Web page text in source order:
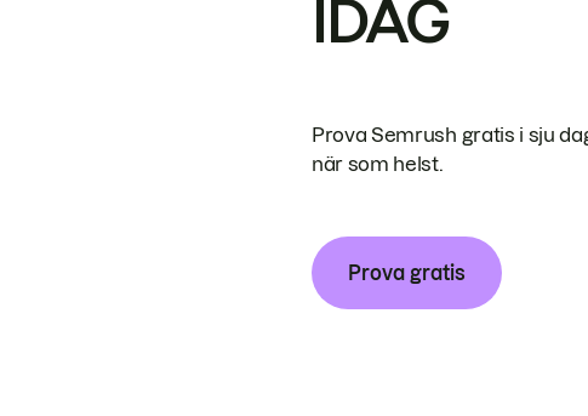
IDAG
Prova Semrush gratis i sju
när som helst.
Prova gratis